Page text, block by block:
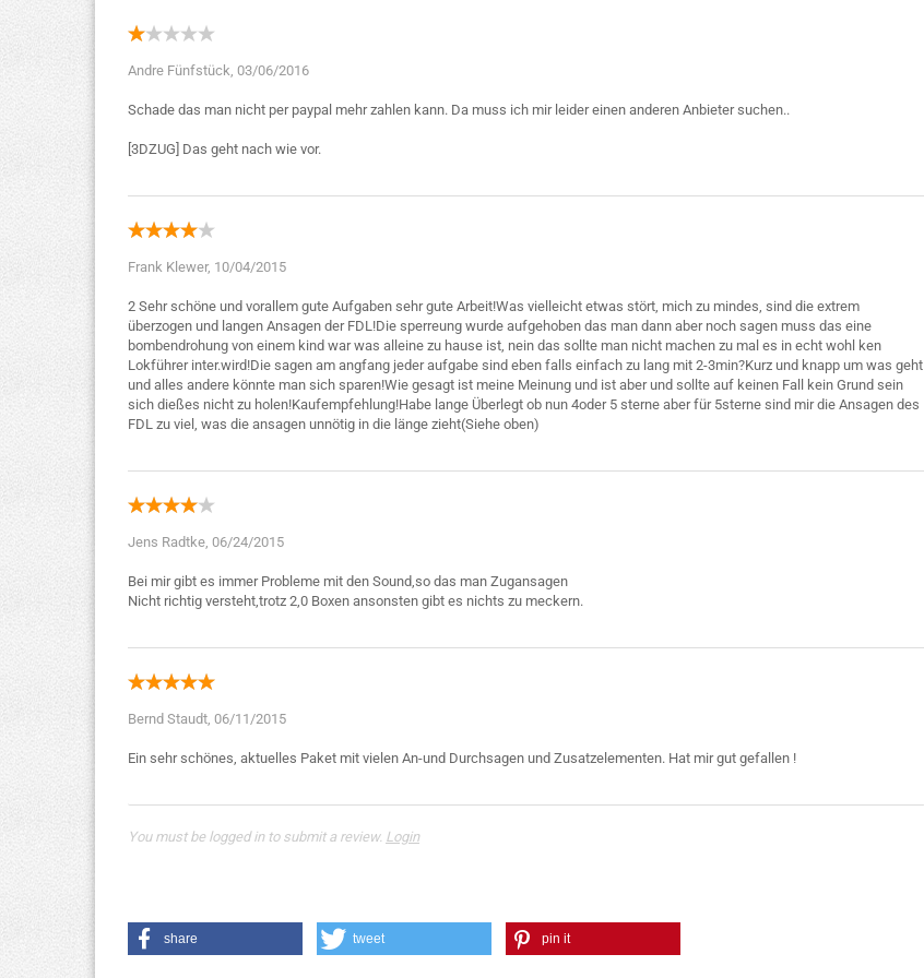
Andre Fünfstück, 03/06/2016
Schade das man nicht per paypal mehr zahlen kann. Da muss ich mir leider einen anderen Anbieter suchen..
Frank Klewer, 10/04/2015
2 Sehr schöne und vorallem gute Aufgaben sehr gute Arbeit!Was vielleicht etwas stört, mich zu mindes, sind die extrem
überzogen und langen Ansagen der FDL!Die sperreung wurde aufgehoben das man dann aber noch sagen muss das eine
bombendrohung von einem kind war was alleine zu hause ist, nein das sollte man nicht machen zu mal es in echt wohl ken
Lokführer inter.wird!Die sagen am angfang jeder aufgabe sind eben falls einfach zu lang mit 2-3min?Kurz und knapp um was geht
und alles andere könnte man sich sparen!Wie gesagt ist meine Meinung und ist aber und sollte auf keinen Fall kein Grund sein
sich dießes nicht zu holen!Kaufempfehlung!Habe lange Überlegt ob nun 4oder 5 sterne aber für 5sterne sind mir die Ansagen des
Jens Radtke, 06/24/2015
Bei mir gibt es immer Probleme mit den Sound,so das man Zugansagen
Bernd Staudt, 06/11/2015
You must be logged in to submit a review. Login
share tweet pin it